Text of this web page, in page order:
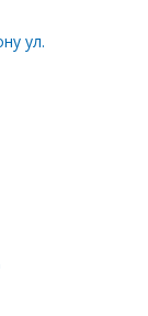
ул.